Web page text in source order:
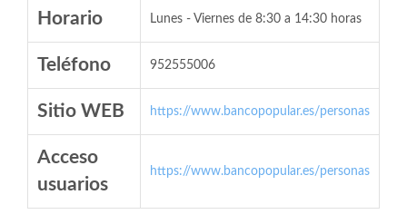
Horario Lunes - Viernes de 8:30 a 14:30 horas
Teléfono 952555006
Sitio WEB https://www.bancopopular.es/personas
Acceso
usuarios
https://www.bancopopular.es/personas